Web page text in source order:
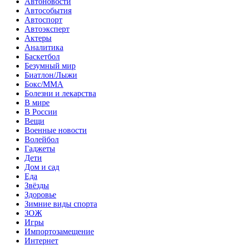
Автособытия
Автоспорт
Автоэксперт
Актеры
Аналитика
Баскетбол
Безумный мир
Биатлон/Лыжи
Бокс/MMA
Болезни и лекарства
В мире
В России
Вещи
Военные новости
Волейбол
Гаджеты
Дети
Дом и сад
Еда
Звёзды
Здоровье
Зимние виды спорта
ЗОЖ
Игры
Импортозамещение
Интернет